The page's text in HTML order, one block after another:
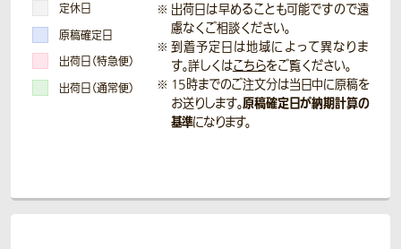
定休日
原稿確定日
出荷日（特急便）
出荷日（通常便）
出荷日は早めることも可能ですので遠
慮なくご相談ください。
到着予定日は地域によって異なりま
す。詳しくはこちらをご覧ください。
15時までのご注文分は当日中に原稿を
お送りします。原稿確定日が納期計算の
基準になります。